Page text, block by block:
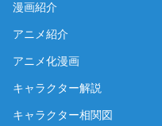
漫画紹介
アニメ紹介
アニメ化漫画
キャラクター解説
キャラクター相関図